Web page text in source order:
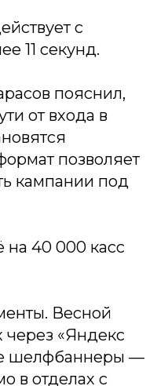
с
11 секунд.
пояснил,
от входа в
позволяет
кампании под
40 000 касс
Весной
через «Яндекс
шелфбаннеры —
в отделах с